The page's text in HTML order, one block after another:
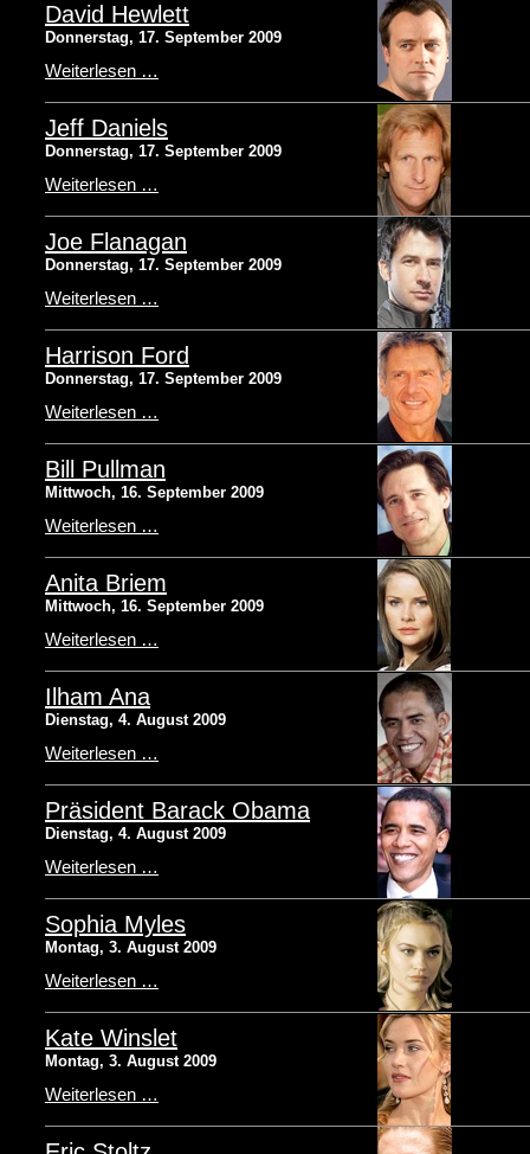
David Hewlett
Donnerstag, 17. September 2009
Weiterlesen …
Jeff Daniels
Donnerstag, 17. September 2009
Weiterlesen …
Joe Flanagan
Donnerstag, 17. September 2009
Weiterlesen …
Harrison Ford
Donnerstag, 17. September 2009
Weiterlesen …
Bill Pullman
Mittwoch, 16. September 2009
Weiterlesen …
Anita Briem
Mittwoch, 16. September 2009
Weiterlesen …
Ilham Ana
Dienstag, 4. August 2009
Weiterlesen …
Präsident Barack Obama
Dienstag, 4. August 2009
Weiterlesen …
Sophia Myles
Montag, 3. August 2009
Weiterlesen …
Kate Winslet
Montag, 3. August 2009
Weiterlesen …